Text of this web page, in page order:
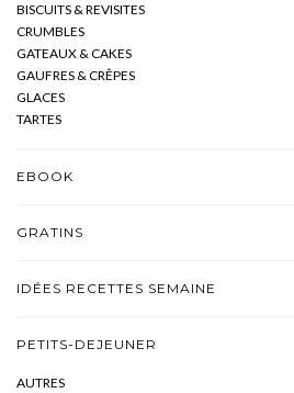
BISCUITS & REVISITES
CRUMBLES
GATEAUX & CAKES
GAUFRES & CRÊPES
GLACES
TARTES
EBOOK
GRATINS
IDÉES RECETTES SEMAINE
PETITS-DEJEUNER
AUTRES